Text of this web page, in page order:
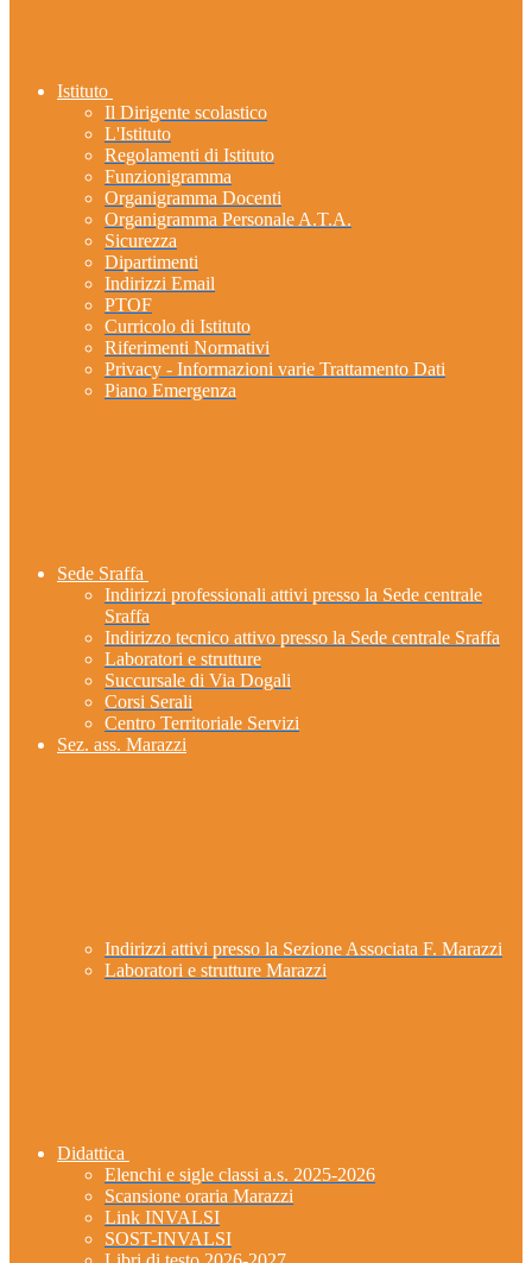
Istituto
Il Dirigente scolastico
L'Istituto
Regolamenti di Istituto
Funzionigramma
Organigramma Docenti
Organigramma Personale A.T.A.
Sicurezza
Dipartimenti
Indirizzi Email
PTOF
Curricolo di Istituto
Riferimenti Normativi
Privacy - Informazioni varie Trattamento Dati
Piano Emergenza
Sede Sraffa
Indirizzi professionali attivi presso la Sede centrale
Sraffa
Indirizzo tecnico attivo presso la Sede centrale Sraffa
Laboratori e strutture
Succursale di Via Dogali
Corsi Serali
Centro Territoriale Servizi
Sez. ass. Marazzi
Indirizzi attivi presso la Sezione Associata F. Marazzi
Laboratori e strutture Marazzi
Didattica
Elenchi e sigle classi a.s. 2025-2026
Scansione oraria Marazzi
Link INVALSI
SOST-INVALSI